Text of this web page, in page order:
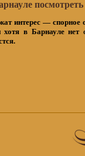
посмотреть
интерес — спорное
хотя в Барнауле